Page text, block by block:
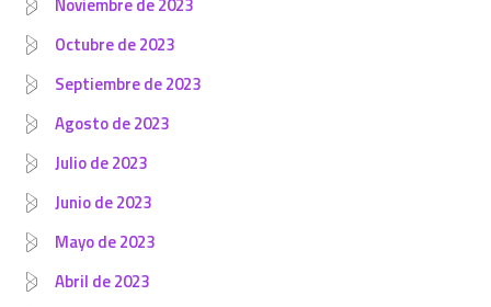
Noviembre de 2023
Octubre de 2023
Septiembre de 2023
Agosto de 2023
Julio de 2023
Junio de 2023
Mayo de 2023
Abril de 2023